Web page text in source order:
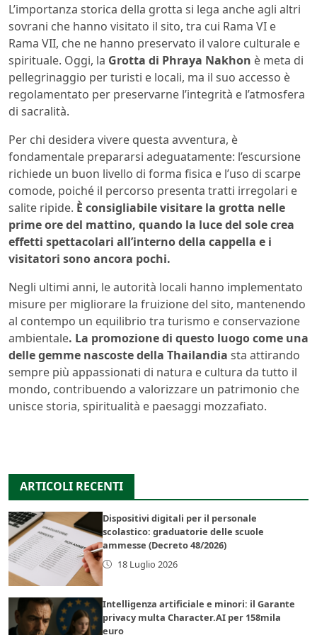
L’importanza storica della grotta si lega anche agli altri
sovrani che hanno visitato il sito, tra cui Rama VI e
Rama VII, che ne hanno preservato il valore culturale e
spirituale. Oggi, la Grotta di Phraya Nakhon è meta di
pellegrinaggio per turisti e locali, ma il suo accesso è
regolamentato per preservarne l’integrità e l’atmosfera
di sacralità.
Per chi desidera vivere questa avventura, è
fondamentale prepararsi adeguatamente: l’escursione
richiede un buon livello di forma fisica e l’uso di scarpe
comode, poiché il percorso presenta tratti irregolari e
salite ripide. È consigliabile visitare la grotta nelle
prime ore del mattino, quando la luce del sole crea
effetti spettacolari all’interno della cappella e i
visitatori sono ancora pochi.
Negli ultimi anni, le autorità locali hanno implementato
misure per migliorare la fruizione del sito, mantenendo
al contempo un equilibrio tra turismo e conservazione
ambientale. La promozione di questo luogo come una
delle gemme nascoste della Thailandia sta attirando
sempre più appassionati di natura e cultura da tutto il
mondo, contribuendo a valorizzare un patrimonio che
unisce storia, spiritualità e paesaggi mozzafiato.
ARTICOLI RECENTI
Dispositivi digitali per il personale
scolastico: graduatorie delle scuole
ammesse (Decreto 48/2026)
18 Luglio 2026
Intelligenza artificiale e minori: il Garante
privacy multa Character.AI per 158mila
euro